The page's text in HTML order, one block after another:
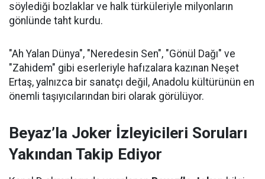
söylediği bozlaklar ve halk türküleriyle milyonların
gönlünde taht kurdu.
"Ah Yalan Dünya", "Neredesin Sen", "Gönül Dağı" ve
"Zahidem" gibi eserleriyle hafızalara kazınan Neşet
Ertaş, yalnızca bir sanatçı değil, Anadolu kültürünün en
önemli taşıyıcılarından biri olarak görülüyor.
Beyaz’la Joker İzleyicileri Soruları
Yakından Takip Ediyor